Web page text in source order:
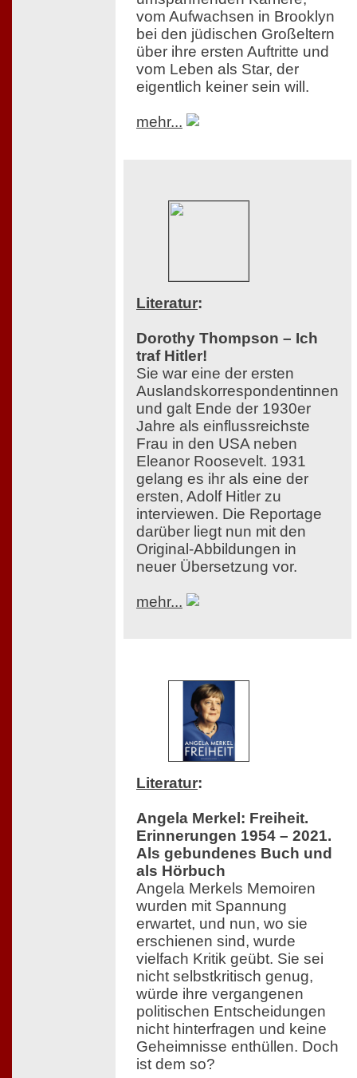
vom Aufwachsen in Brooklyn
bei den jüdischen Großeltern
über ihre ersten Auftritte und
vom Leben als Star, der
eigentlich keiner sein will.
mehr...
Literatur:
Dorothy Thompson – Ich
traf Hitler!
Sie war eine der ersten
Auslandskorrespondentinnen
und galt Ende der 1930er
Jahre als einflussreichste
Frau in den USA neben
Eleanor Roosevelt. 1931
gelang es ihr als eine der
ersten, Adolf Hitler zu
interviewen. Die Reportage
darüber liegt nun mit den
Original-Abbildungen in
neuer Übersetzung vor.
mehr...
Literatur:
Angela Merkel: Freiheit.
Erinnerungen 1954 – 2021.
Als gebundenes Buch und
als Hörbuch
Angela Merkels Memoiren
wurden mit Spannung
erwartet, und nun, wo sie
erschienen sind, wurde
vielfach Kritik geübt. Sie sei
nicht selbstkritisch genug,
würde ihre vergangenen
politischen Entscheidungen
nicht hinterfragen und keine
Geheimnisse enthüllen. Doch
ist dem so?